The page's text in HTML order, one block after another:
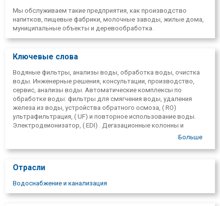
Мы обслуживаем такие предприятия, как производство
напитков, пищевые фабрики, молочные заводы, жилые дома,
муниципальные объекты и деревообработка.
Ключевые слова
Водяные фильтры, анализы воды, обработка воды, очистка
воды. Инженерные решения, консультации, производство,
сервис, анализы воды. Автоматические комплексы по
обработке воды: фильтры для смягчения воды, удаления
железа из воды, устройства обратного осмоза, ( RO)
ультрафильтрация, ( UF) и повторное использование воды.
Электродеионизатор, ( EDI) . Дегазационные колонны и
дегазацонные мембраны. Оборудование нанофильтрации.
Продажа водяных фильтров, завод, пищевое производство,
водоподготовки.
Больше
Отрасли
Водоснабжение и канализация